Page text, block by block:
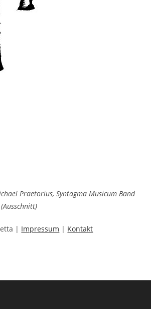
Praetorius, Syntagma Musicum Band
| Impressum | Kontakt